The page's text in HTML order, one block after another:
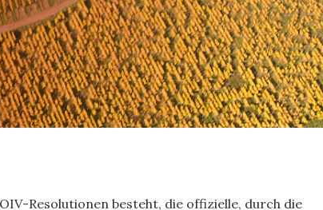
Resolutionen besteht, die offizielle, durch die